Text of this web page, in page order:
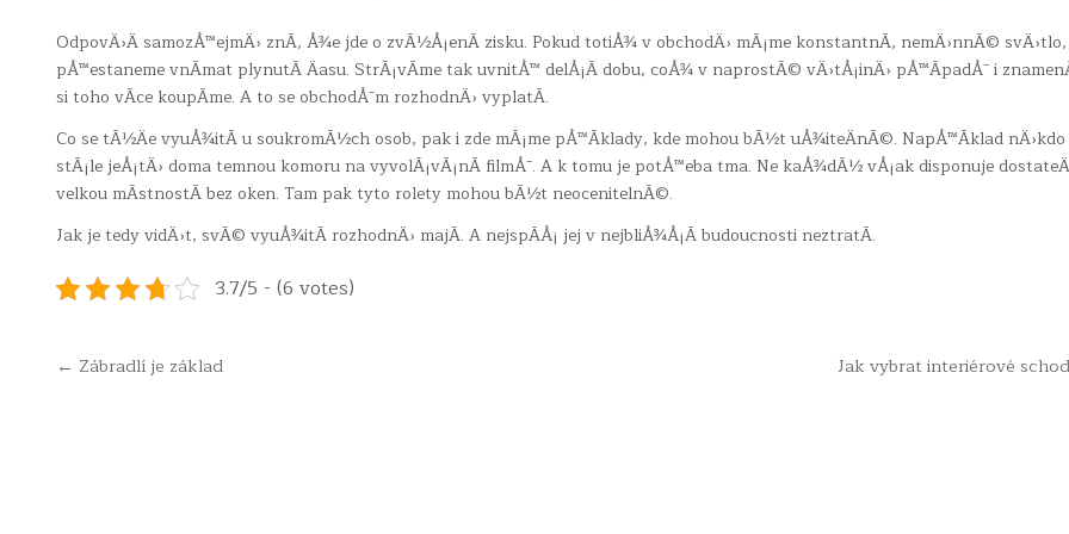
OdpovÄ›Ä samozÅ™ejmÄ› znÃ­, Å¾e jde o zvÃ½Å¡enÃ­ zisku. Pokud totiÅ¾ v obchodÄ› mÃ¡me konstantnÃ­, nemÄ›nnÃ© svÄ›tlo,
pÅ™estaneme vnÃ­mat plynutÃ­ Äasu. StrÃ¡vÃ­me tak uvnitÅ™ delÅ¡Ã­ dobu, coÅ¾ v naprostÃ© vÄ›tÅ¡inÄ› pÅ™Ã­padÅ¯ i
si toho vÃ­ce koupÃ­me. A to se obchodÅ¯m rozhodnÄ› vyplatÃ­.
Co se tÃ½Äe vyuÅ¾itÃ­ u soukromÃ½ch osob, pak i zde mÃ¡me pÅ™Ã­klady, kde mohou bÃ½t uÅ¾iteÄnÃ©. NapÅ™Ã­klad nÄ›kdo
stÃ¡le jeÅ¡tÄ› doma temnou komoru na vyvolÃ¡vÃ¡nÃ­ filmÅ¯. A k tomu je potÅ™eba tma. Ne kaÅ¾dÃ½ vÅ¡ak disponuje
velkou mÃ­stnostÃ­ bez oken. Tam pak tyto rolety mohou bÃ½t neocenitelnÃ©.
Jak je tedy vidÄ›t, svÃ© vyuÅ¾itÃ­ rozhodnÄ› majÃ­. A nejspÃ­Å¡ jej v nejbliÅ¾Å¡Ã­ budoucnosti neztratÃ­.
3.7/5 - (6 votes)
Navigace Jak vybrat interiérové
← Zábradlí je základ